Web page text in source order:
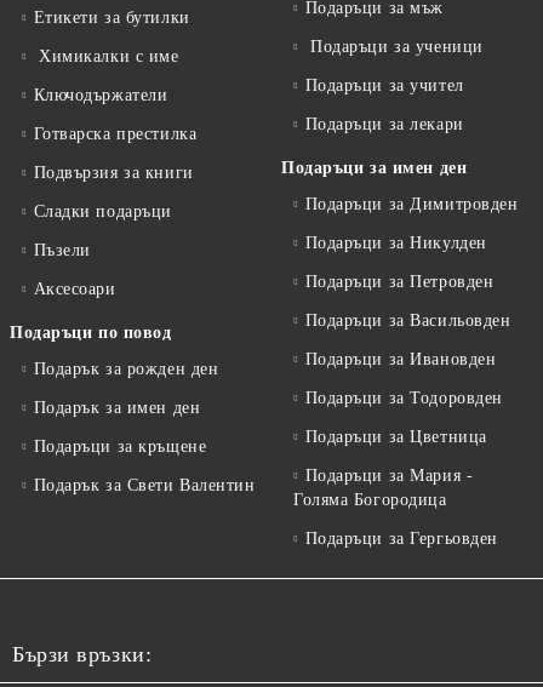
Етикети за бутилки
Химикалки с име
Ключодържатели
Готварска престилка
Подвързия за книги
Сладки подаръци
Пъзели
Аксесоари
Подаръци по повод
Подарък за рожден ден
Подарък за имен ден
Подаръци за кръщене
Подарък за Свети Валентин
Подаръци за мъж
Подаръци за ученици
Подаръци за учител
Подаръци за лекари
Подаръци за имен ден
Подаръци за Димитровден
Подаръци за Никулден
Подаръци за Петровден
Подаръци за Васильовден
Подаръци за Ивановден
Подаръци за Тодоровден
Подаръци за Цветница
Подаръци за Мария -
Голяма Богородица
Подаръци за Гергьовден
Бързи връзки: